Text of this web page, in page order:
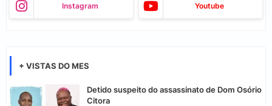
Instagram Youtube
+ VISTAS DO MES
Detido suspeito do assassinato de Dom Osório
Citora